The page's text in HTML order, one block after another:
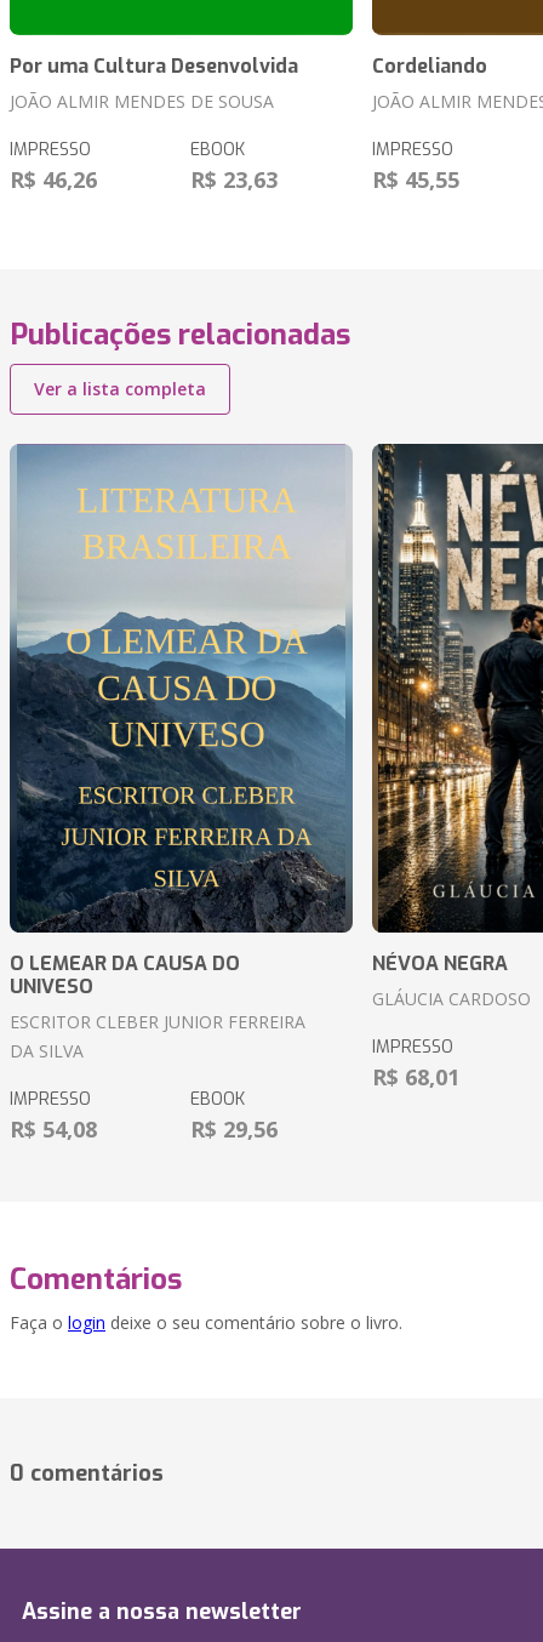
Por uma Cultura Desenvolvida
JOÃO ALMIR MENDES DE SOUSA
IMPRESSO
R$ 46,26
EBOOK
R$ 23,63
Cordeliando
JOÃO ALMIR
IMPRESSO
R$ 45,55
Publicações relacionadas
Ver a lista completa
O LEMEAR DA CAUSA DO
UNIVESO
ESCRITOR CLEBER JUNIOR FERREIRA
DA SILVA
IMPRESSO
R$ 54,08
EBOOK
R$ 29,56
NÉVOA NEGRA
GLÁUCIA CARDOSO
IMPRESSO
R$ 68,01
Comentários
Faça o login deixe o seu comentário sobre o livro.
0 comentários
Assine a nossa newsletter